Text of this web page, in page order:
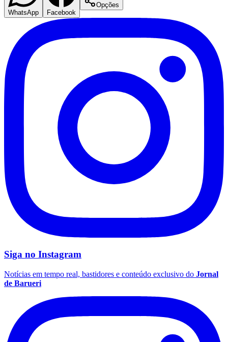
WhatsApp Facebook
Opções
Siga no Instagram
Notícias em tempo real, bastidores e conteúdo exclusivo do Jornal
de Barueri